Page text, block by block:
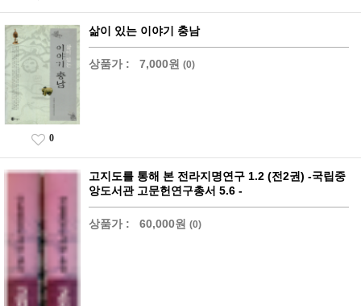
삶이 있는 이야기 충남
상품가 : 7,000원 (0)
0
고지도를 통해 본 전라지명연구 1.2 (전2권) -국립중
앙도서관 고문헌연구총서 5.6 -
상품가 : 60,000원 (0)